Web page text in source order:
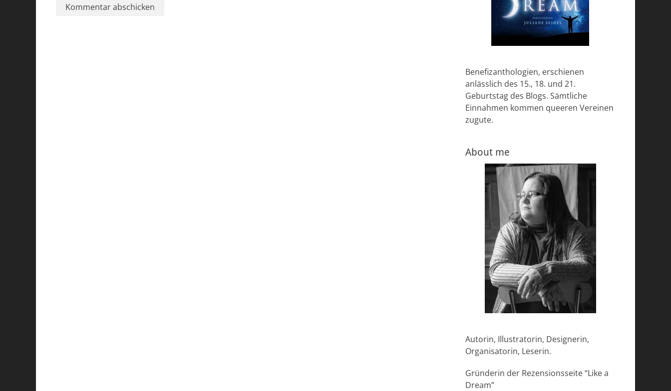
Benefizanthologien, erschienen
anlässlich des 15., 18. und 21.
Geburtstag des Blogs. Sämtliche
Einnahmen kommen queeren Vereinen
zugute.
About me
Autorin, Illustratorin, Designerin,
Organisatorin, Leserin.
Gründerin der Rezensionsseite “Like a
Dream”